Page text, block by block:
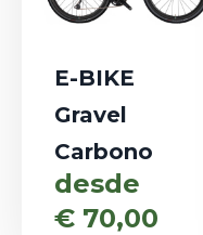
E-BIKE
Gravel
Carbono
desde
€ 70,00